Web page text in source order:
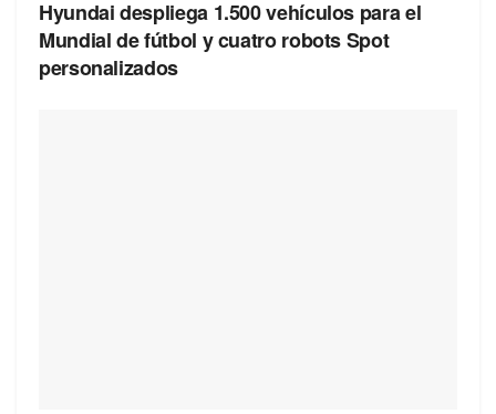
Hyundai despliega 1.500 vehículos para el
Mundial de fútbol y cuatro robots Spot
personalizados